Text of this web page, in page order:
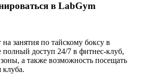
в LabGym
занятия по тайскому боксу в
полный доступ 24/7 в фитнес-клуб,
а также возможность посещать
клуба.